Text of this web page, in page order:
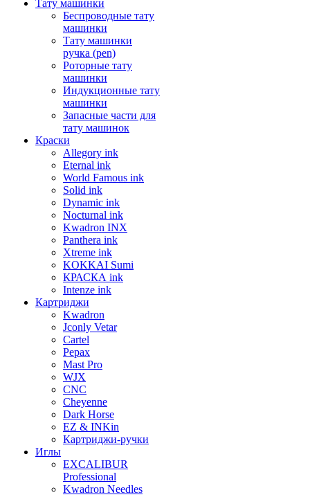
Тату машинки
Беспроводные тату
машинки
Тату машинки
ручка (pen)
Роторные тату
машинки
Индукционные тату
машинки
Запасные части для
тату машинок
Краски
Allegory ink
Eternal ink
World Famous ink
Solid ink
Dynamic ink
Nocturnal ink
Kwadron INX
Panthera ink
Xtreme ink
KOKKAI Sumi
КРАСКА ink
Intenze ink
Картриджи
Kwadron
Jconly Vetar
Cartel
Pepax
Mast Pro
WJX
CNC
Cheyenne
Dark Horse
EZ & INKin
Картриджи-ручки
Иглы
EXCALIBUR
Professional
Kwadron Needles